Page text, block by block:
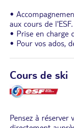
•
aux cours de l'ESF.
• Prise en charge
• Pour vos ados,
Cours de ski
Pensez à